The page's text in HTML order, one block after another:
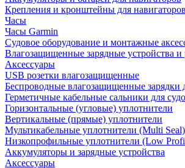
Крепления и кронштейны для навигаторов
Часы
Часы Garmin
Судовое оборудование и монтажные
Влагозащищенные зарядные устройства и
Аксессуары
USB розетки влагозащищенные
Беспроводные влагозащищенные зарядки
Герметичные кабельные сальники для
Горизонтальные (угловые) уплотнители
Вертикальные (прямые) уплотнители
Мультикабельные уплотнители (Multi Seal)
Низкопрофильные уплотнители (Low
Аккумуляторы и зарядные устройства
Аксессуары